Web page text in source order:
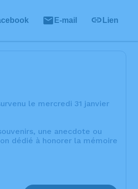
E-mail Lien
le mercredi 31 janvier
une anecdote ou
dédié à honorer la mémoire